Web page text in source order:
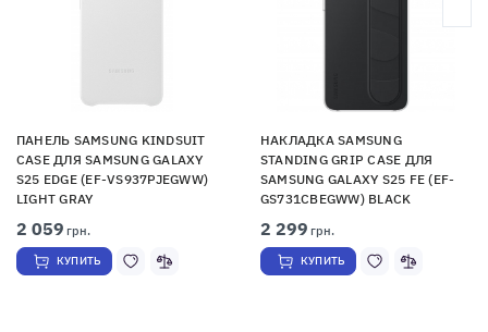
ПАНЕЛЬ SAMSUNG KINDSUIT
CASE ДЛЯ SAMSUNG GALAXY
S25 EDGE (EF-VS937PJEGWW)
LIGHT GRAY
2 059 грн.
КУПИТЬ
НАКЛАДКА SAMSUNG
STANDING GRIP CASE ДЛЯ
SAMSUNG GALAXY S25 FE (EF-
GS731CBEGWW) BLACK
2 299 грн.
КУПИТЬ